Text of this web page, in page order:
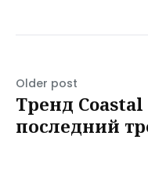
Older post
Тренд
последний